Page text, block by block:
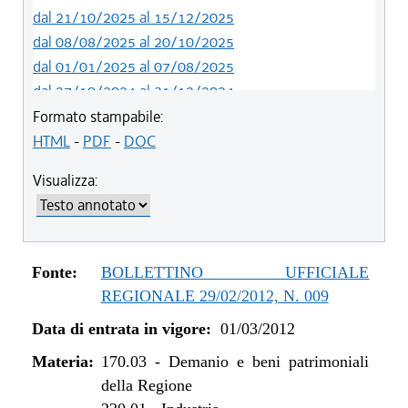
dal 21/10/2025 al 15/12/2025
dal 08/08/2025 al 20/10/2025
dal 01/01/2025 al 07/08/2025
dal 27/10/2024 al 31/12/2024
dal 10/08/2024 al 26/10/2024
dal 01/01/2024 al 09/08/2024
dal 01/01/2023 al 28/02/2023
dal 06/11/2021 al 31/12/2022
dal 26/02/2021 al 05/11/2021
dal 26/06/2020 al 25/02/2021
dal 13/03/2020 al 25/06/2020
dal 01/01/2019 al 10/07/2019
dal 13/08/2016 al 31/12/2018
dal 23/07/2015 al 12/08/2016
Formato stampabile:
HTML- PDF - DOC
Visualizza:
Fonte:
BOLLETTINO UFFICIALE
REGIONALE 29/02/2012, N. 009
Data di entrata in vigore: 01/03/2012
Materia: 170.03- Demanio e beni patrimoniali
della Regione